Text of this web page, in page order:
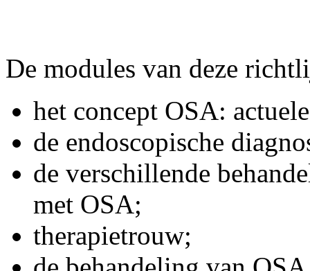
De modules van deze
het concept OSA:
de endoscopische
de verschillende
met OSA;
therapietrouw;